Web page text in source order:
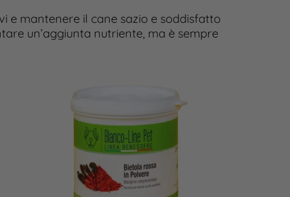
e mantenere il cane sazio e soddisfatto
un’aggiunta nutriente, ma è sempre